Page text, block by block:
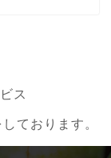
ス
ております。